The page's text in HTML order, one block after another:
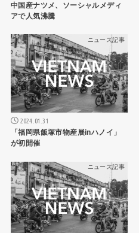
中国産ナツメ、ソーシャルメディ
アで人気沸騰
ニュース記事
2024.01.31
「福岡県飯塚市物産展inハノイ」
が初開催
ニュース記事